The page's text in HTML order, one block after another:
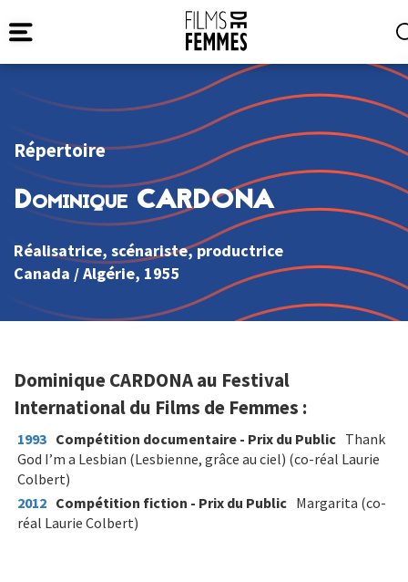
Répertoire
Dominique CARDONA
Réalisatrice, scénariste, productrice
Canada /Algérie, 1955
Dominique CARDONA au Festival
International du Films de Femmes :
1993 Compétition documentaire - Prix du Public Thank
God I’m a Lesbian (Lesbienne, grâce au ciel) (co-réal Laurie
Colbert)
2012 Compétition fiction - Prix du Public Margarita (co-
réal Laurie Colbert)